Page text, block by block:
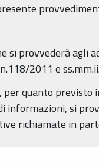
si provvederà agli
2011 e
per quanto previsto
informazioni, si
richiamate in